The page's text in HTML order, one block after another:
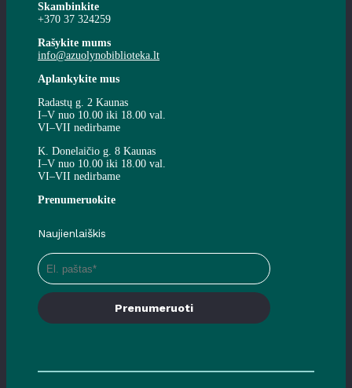
Skambinkite
+370 37 324259
Rašykite mums
info@azuolynobiblioteka.lt
Aplankykite mus
Radastų g. 2 Kaunas
I–V nuo 10.00 iki 18.00 val.
VI–VII nedirbame
K. Donelaičio g. 8 Kaunas
I–V nuo 10.00 iki 18.00 val.
VI–VII nedirbame
Prenumeruokite
Naujienlaiškis
Prenumeruoti